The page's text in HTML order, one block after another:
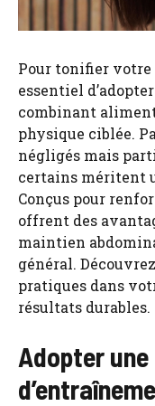
Pour tonifier votre
essentiel
combinant
physique ciblée.
négligés mais
certains méritent
Conçus pour
offrent des
maintien
général.
pratiques dans
résultats durables.
Adopter